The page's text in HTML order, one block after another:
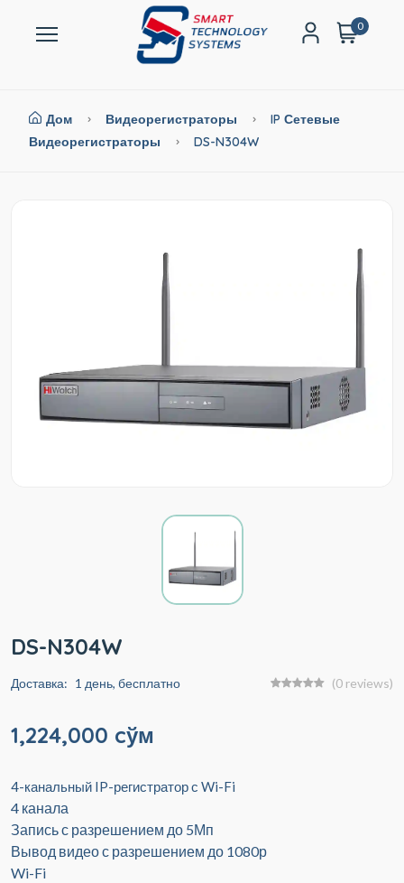
0
Дом Видеорегистраторы
IP Сетевые
Видеорегистраторы
DS-N304W
DS-N304W
Доставка: 1 день, бесплатно (0 reviews)
1,224,000 cўм
4-канальный IP-регистратор с Wi-Fi
4 канала
Запись с разрешением до 5Мп
Вывод видео с разрешением до 1080р
Wi-Fi